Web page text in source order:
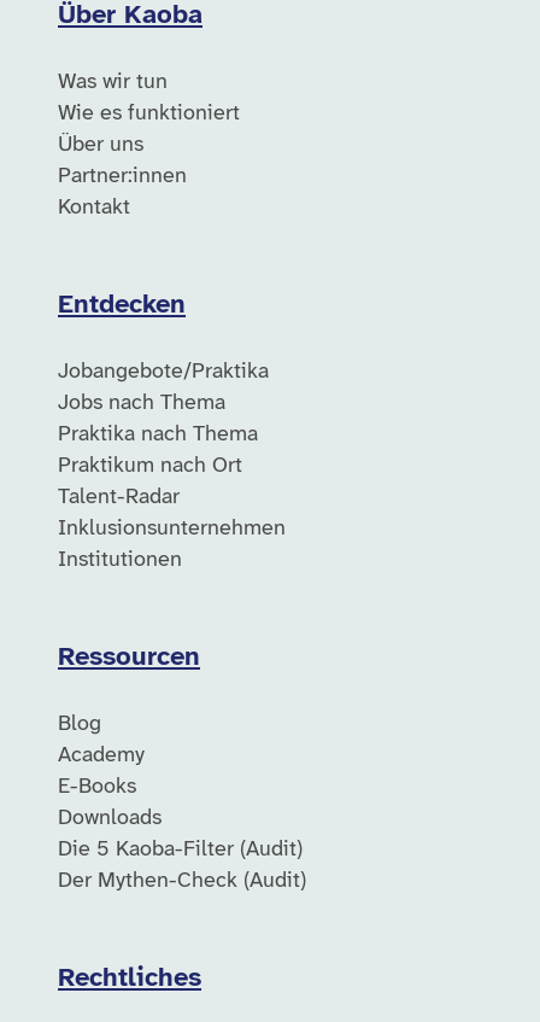
Über Kaoba
Was wir tun
Wie es funktioniert
Über uns
Partner:innen
Kontakt
Entdecken
Jobangebote/Praktika
Jobs nach Thema
Praktika nach Thema
Praktikum nach Ort
Talent-Radar
Inklusionsunternehmen
Institutionen
Ressourcen
Blog
Academy
E-Books
Downloads
Die 5 Kaoba-Filter (Audit)
Der Mythen-Check (Audit)
Rechtliches